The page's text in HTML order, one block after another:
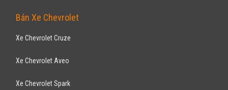
Bán Xe Chevrolet
Xe Chevrolet Cruze
Xe Chevrolet Aveo
Xe Chevrolet Spark